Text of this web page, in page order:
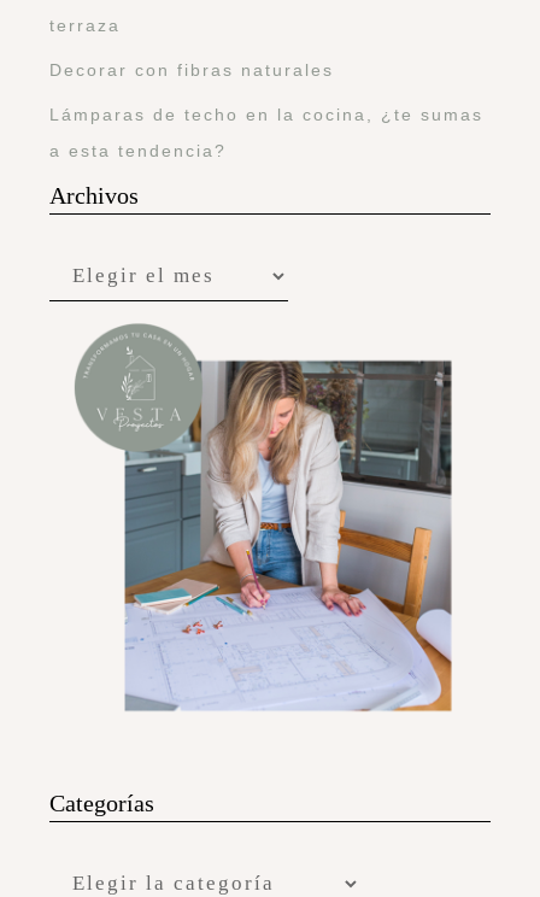
terraza
Decorar con fibras naturales
Lámparas de techo en la cocina, ¿te sumas
a esta tendencia?
Archivos
Categorías